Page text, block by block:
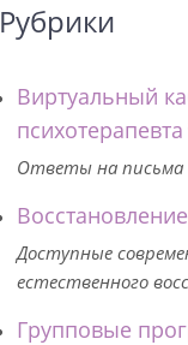
Рубрики
Виртуальный
психотерапевта
Ответы на письма
Доступные
естественного
Групповые